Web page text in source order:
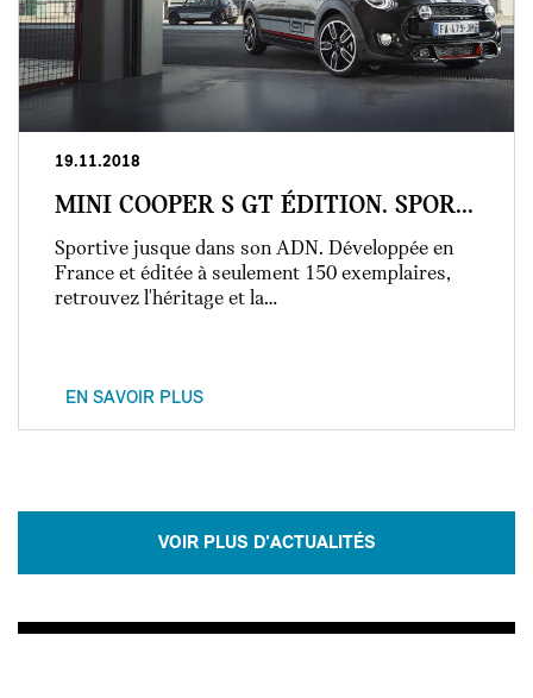
19.11.2018
MINI COOPER S GT ÉDITION. SPOR...
Sportive jusque dans son ADN. Développée en
France et éditée à seulement 150 exemplaires,
retrouvez l'héritage et la…
EN SAVOIR PLUS
VOIR PLUS D'ACTUALITÉS